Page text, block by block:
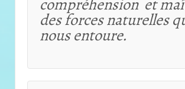
compréhension et
des forces naturelles
nous entoure.